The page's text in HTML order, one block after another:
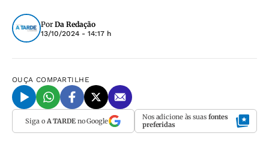
Por Da Redação
13/10/2024 - 14:17 h
OUÇA COMPARTILHE
Siga o A TARDEno Google Nos adicione às suas fontes
preferidas